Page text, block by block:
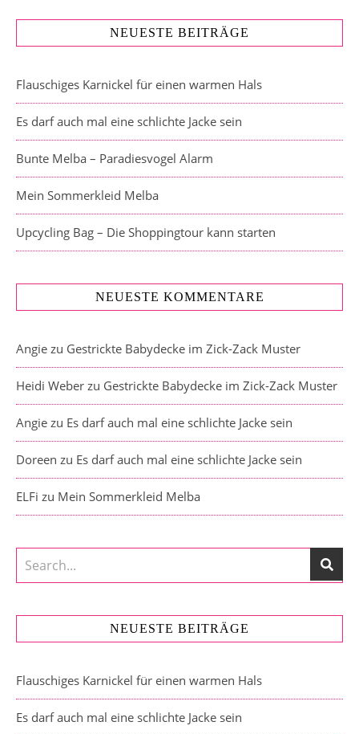
NEUESTE BEITRÄGE
Flauschiges Karnickel für einen warmen Hals
Es darf auch mal eine schlichte Jacke sein
Bunte Melba – Paradiesvogel Alarm
Mein Sommerkleid Melba
Upcycling Bag – Die Shoppingtour kann starten
NEUESTE KOMMENTARE
Angie zu Gestrickte Babydecke im Zick-Zack Muster
Heidi Weber zu Gestrickte Babydecke im Zick-Zack Muster
Angie zu Es darf auch mal eine schlichte Jacke sein
Doreen zu Es darf auch mal eine schlichte Jacke sein
ELFi zu Mein Sommerkleid Melba
NEUESTE BEITRÄGE
Flauschiges Karnickel für einen warmen Hals
Es darf auch mal eine schlichte Jacke sein